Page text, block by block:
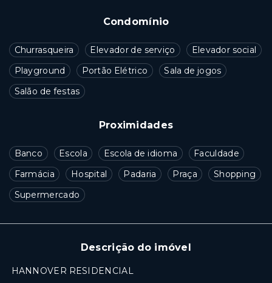
Condomínio
Churrasqueira Elevador de serviço
Elevador social
Playground
Portão Elétrico
Sala de jogos
Salão de festas
Proximidades
Banco Escola Escola de idioma
Faculdade
Farmácia
Hospital Padaria Praça
Shopping
Supermercado
Descrição do imóvel
HANNOVER RESIDENCIAL